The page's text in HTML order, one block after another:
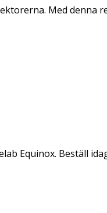
Med denna
Equinox. Beställ